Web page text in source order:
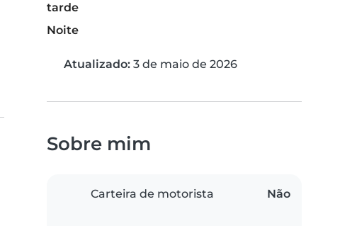
tarde
Noite
Atualizado: 3 de maio de 2026
Sobre mim
Carteira de motorista Não